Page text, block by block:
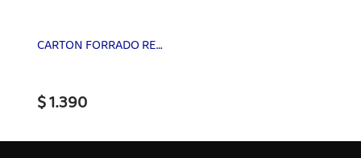
CARTON FORRADO REVERSO CAFÉ EDIPAC 77x110cm 380g
$ 1.390